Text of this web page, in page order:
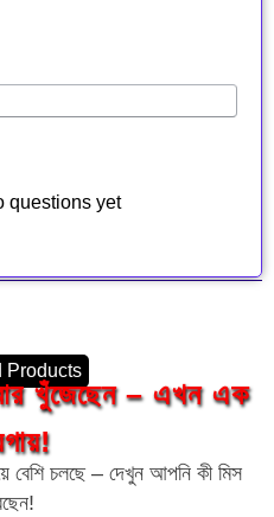
questions yet
Products
খুঁজেছেন – এখন এক
বেশি চলছে – দেখুন আপনি কী মিস